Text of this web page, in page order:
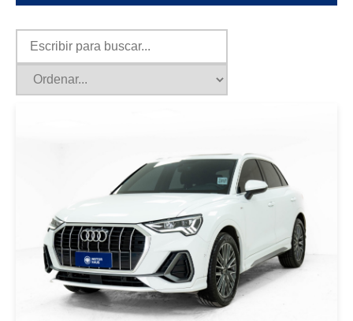
AUDI Q3 1.4 TFSI S LINE 2025
BLANCO
USD 40000